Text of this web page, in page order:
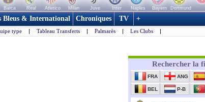
Barca Real Atletico Milan Juve Inter Naples Bayern
Dortmund
Bleus & International Chroniques TV +
type | Tableau Transferts | Palmarès | Les Clubs |